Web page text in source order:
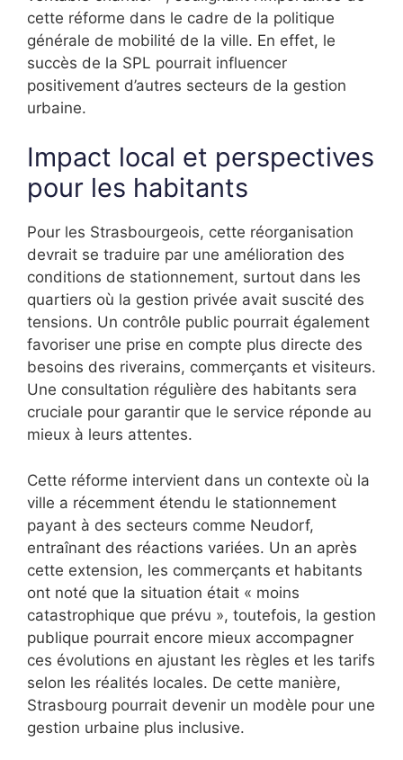
cette réforme dans le cadre de la politique
générale de mobilité de la ville. En effet, le
succès de la SPL pourrait influencer
positivement d’autres secteurs de la gestion
urbaine.
Impact local et perspectives
pour les habitants
Pour les Strasbourgeois, cette réorganisation
devrait se traduire par une amélioration des
conditions de stationnement, surtout dans les
quartiers où la gestion privée avait suscité des
tensions. Un contrôle public pourrait également
favoriser une prise en compte plus directe des
besoins des riverains, commerçants et visiteurs.
Une consultation régulière des habitants sera
cruciale pour garantir que le service réponde au
mieux à leurs attentes.
Cette réforme intervient dans un contexte où la
ville a récemment étendu le stationnement
payant à des secteurs comme Neudorf,
entraînant des réactions variées. Un an après
cette extension, les commerçants et habitants
ont noté que la situation était « moins
catastrophique que prévu », toutefois, la gestion
publique pourrait encore mieux accompagner
ces évolutions en ajustant les règles et les tarifs
selon les réalités locales. De cette manière,
Strasbourg pourrait devenir un modèle pour une
gestion urbaine plus inclusive.